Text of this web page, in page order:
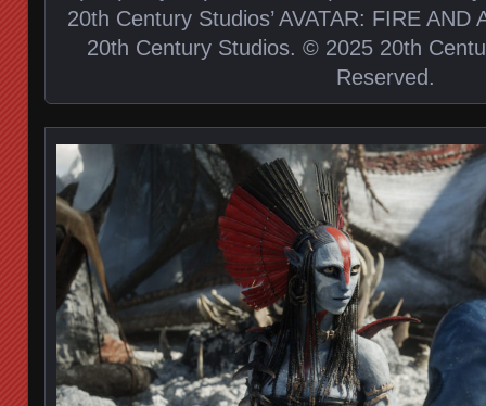
20th Century Studios’ AVATAR: FIRE
20th Century Studios. © 2025 20th
Reserved.